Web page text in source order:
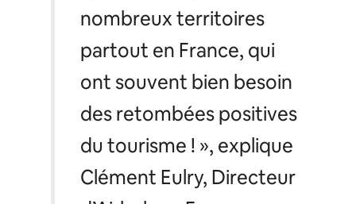
nombreux territoires
partout en France, qui
ont souvent bien besoin
des retombées positives
du tourisme ! », explique
Clément Eulry, Directeur